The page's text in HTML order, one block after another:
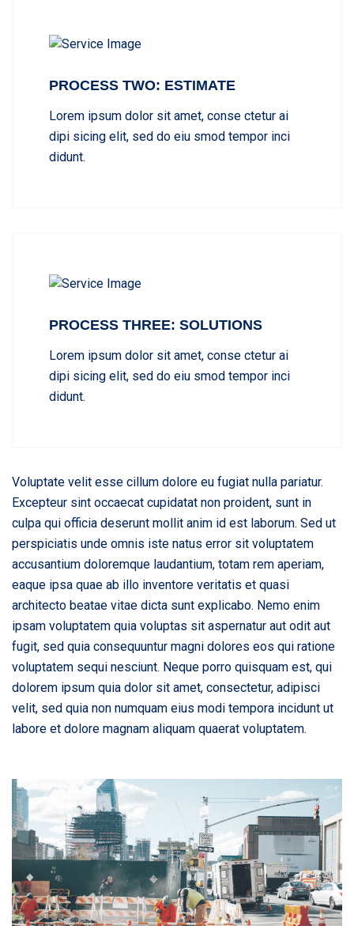
PROCESS TWO: ESTIMATE
Lorem ipsum dolor sit amet, conse ctetur ai
dipi sicing elit, sed do eiu smod tempor inci
didunt.
PROCESS THREE: SOLUTIONS
Lorem ipsum dolor sit amet, conse ctetur ai
dipi sicing elit, sed do eiu smod tempor inci
didunt.
Voluptate velit esse cillum dolore eu fugiat nulla pariatur.
Excepteur sint occaecat cupidatat non proident, sunt in
culpa qui officia deserunt mollit anim id est laborum. Sed ut
perspiciatis unde omnis iste natus error sit voluptatem
accusantium doloremque laudantium, totam rem aperiam,
eaque ipsa quae ab illo inventore veritatis et quasi
architecto beatae vitae dicta sunt explicabo. Nemo enim
ipsam voluptatem quia voluptas sit aspernatur aut odit aut
fugit, sed quia consequuntur magni dolores eos qui ratione
voluptatem sequi nesciunt. Neque porro quisquam est, qui
dolorem ipsum quia dolor sit amet, consectetur, adipisci
velit, sed quia non numquam eius modi tempora incidunt ut
labore et dolore magnam aliquam quaerat voluptatem.